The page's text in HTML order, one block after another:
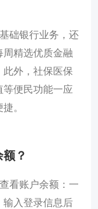
础银行业务，还
精选优质金融
外，社保医保
便民功能一应
。
？
看账户余额：一
输入登录信息后